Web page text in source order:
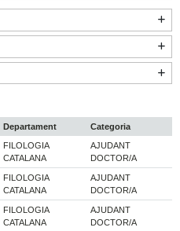
Departament
Categoria
FILOLOGIA
CATALANA
AJUDANT
DOCTOR/A
FILOLOGIA
CATALANA
AJUDANT
DOCTOR/A
FILOLOGIA
CATALANA
AJUDANT
DOCTOR/A